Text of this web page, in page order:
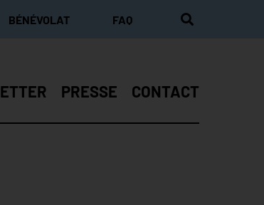
BÉNÉVOLAT FAQ
PRESSE CONTACT